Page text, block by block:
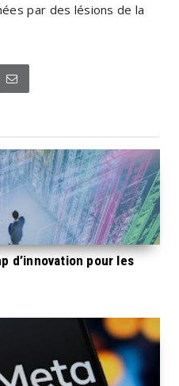
par des lésions de la
d’innovation pour les